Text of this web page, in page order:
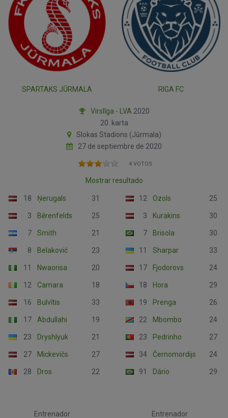
SPARTAKS JŪRMALA RIGA FC
Virslīga - LVA 2020
20. karta
Slokas Stadions (Jūrmala)
27 de septiembre de 2020
4 VOTOS
Mostrar resultado
18 Ņerugals 31
3 Bērenfelds 25
7 Smith 21
8 Belaković 23
11 Nwaorisa 20
12 Camara 18
16 Bulvītis 33
17 Abdullahi 19
23 Dryshlyuk 21
27 Mickevičs 27
28 Dros 22
12 Ozols 25
3 Kurakins 30
7 Brisola 30
11 Sharpar 33
17 Fjodorovs 24
18 Hora 29
19 Prenga 26
22 Mbombo 24
23 Pedrinho 27
34 Černomordijs 24
91 Dário 29
Entrenador Entrenador